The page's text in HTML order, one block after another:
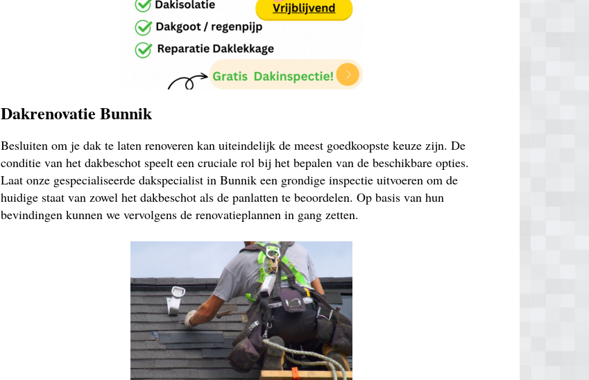
Dakrenovatie Bunnik
Besluiten om je dak te laten renoveren kan uiteindelijk de meest goedkoopste keuze zijn. De
conditie van het dakbeschot speelt een cruciale rol bij het bepalen van de beschikbare opties.
Laat onze gespecialiseerde dakspecialist in Bunnik een grondige inspectie uitvoeren om de
huidige staat van zowel het dakbeschot als de panlatten te beoordelen. Op basis van hun
bevindingen kunnen we vervolgens de renovatieplannen in gang zetten.